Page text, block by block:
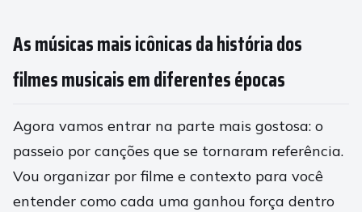
As músicas mais icônicas da história dos
filmes musicais em diferentes épocas
Agora vamos entrar na parte mais gostosa: o
passeio por canções que se tornaram referência.
Vou organizar por filme e contexto para você
entender como cada uma ganhou força dentro